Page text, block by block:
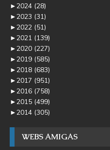
►2024 (28)
►2023 (31)
►2022 (51)
►2021 (139)
►2020 (227)
►2019 (585)
►2018 (683)
►2017 (951)
►2016 (758)
►2015 (499)
►2014 (305)
WEBS AMIGAS